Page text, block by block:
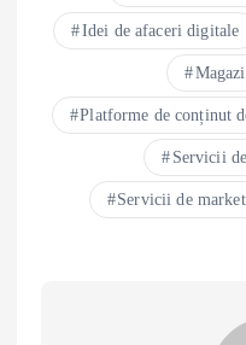
Idei de afaceri digitale
Platforme de conținut
Servicii
Servicii de